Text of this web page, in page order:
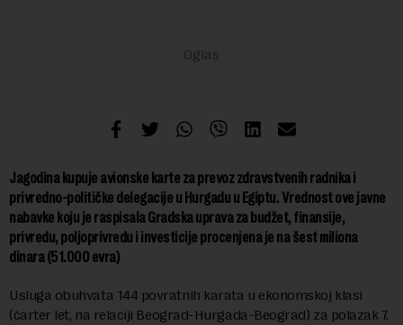
Jagodina kupuje avionske karte za prevoz zdravstvenih radnika i
privredno-političke delegacije u Hurgadu u Egiptu. Vrednost ove javne
nabavke koju je raspisala Gradska uprava za budžet, finansije,
privredu, poljoprivredu i investicije procenjena je na šest miliona
dinara (51.000 evra)
Usluga obuhvata 144 povratnih karata u ekonomskoj klasi
(čarter let, na relaciji Beograd-Hurgada-Beograd) za polazak 7.